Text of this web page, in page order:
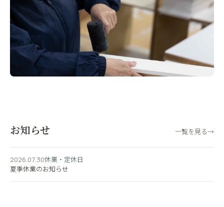
お知らせ 一覧を見る→
2026.07.30休業・定休日
夏季休業のお知らせ